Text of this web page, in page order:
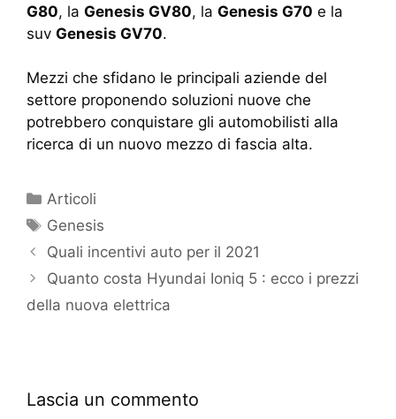
G80, la Genesis GV80, la Genesis G70 e la
suv Genesis GV70.
Mezzi che sfidano le principali aziende del
settore proponendo soluzioni nuove che
potrebbero conquistare gli automobilisti alla
ricerca di un nuovo mezzo di fascia alta.
Articoli
Genesis
Quali incentivi auto per il 2021
Quanto costa Hyundai Ioniq 5 : ecco i prezzi
della nuova elettrica
Lascia un commento